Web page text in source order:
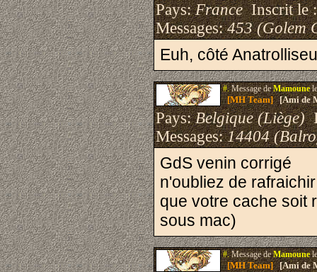
Pays:FranceInscrit le
Messages:453 (Golem
Euh, côté
#.Message deMamoune
[MH Team][Ami de
Pays:Belgique (Liège)
Messages:14404
GdS venin corrigé
n'oubliez de
que votre cache soit
sous mac)
#.Message deMamoune
[MH Team][Ami de